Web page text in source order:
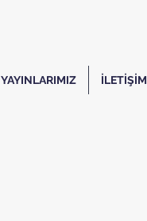
YAYINLARIMIZ İLETİŞİM